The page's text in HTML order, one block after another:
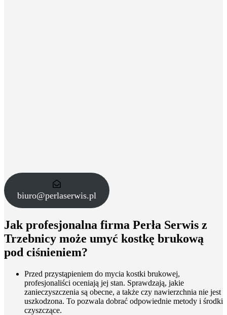
biuro@perlaserwis.pl
Jak profesjonalna firma Perła Serwis z
Trzebnicy może umyć kostkę brukową
pod ciśnieniem?
Przed przystąpieniem do mycia kostki brukowej,
profesjonaliści oceniają jej stan. Sprawdzają, jakie
zanieczyszczenia są obecne, a także czy nawierzchnia nie jest
uszkodzona. To pozwala dobrać odpowiednie metody i środki
czyszczące.